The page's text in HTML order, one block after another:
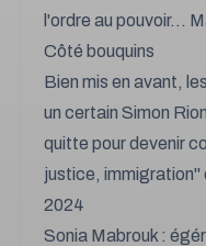
l'ordre au pouvoir...
Côté bouquins
Bien mis en avant,
un certain Simon
quitte pour devenir
justice, immigration"
2024
Sonia Mabrouk :